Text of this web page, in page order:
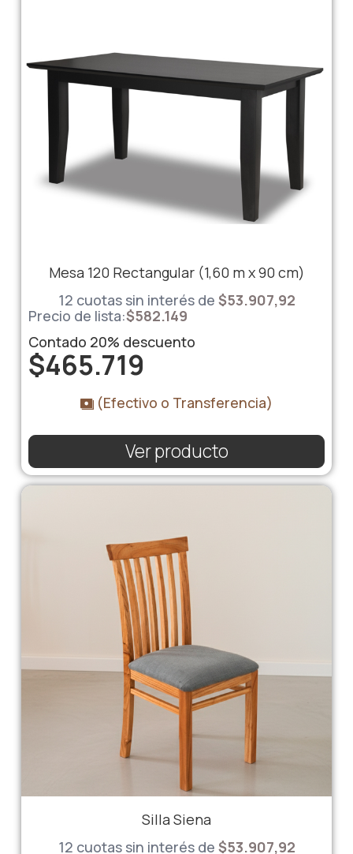
Mesa 120 Rectangular (1,60 m x 90 cm)
12 cuotas sin interés de $53.907,92
Precio de lista:$582.149
Contado 20% descuento
$465.719
(Efectivo o Transferencia)
Ver producto
Silla Siena
12 cuotas sin interés de $53.907,92